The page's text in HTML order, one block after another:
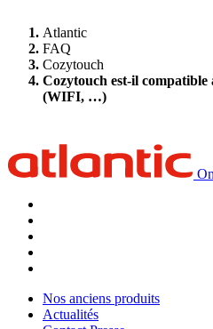
Atlantic
FAQ
Cozytouch
Cozytouch est-il compatible
(WIFI, …)
Nos anciens produits
Actualités